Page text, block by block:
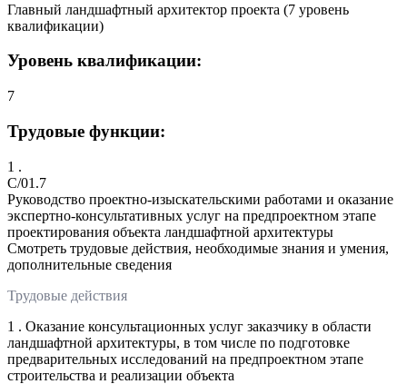
Главный ландшафтный архитектор проекта (7 уровень
квалификации)
Уровень квалификации:
7
Трудовые функции:
1 .
C/01.7
Руководство проектно-изыскательскими работами и оказание
экспертно-консультативных услуг на предпроектном этапе
проектирования объекта ландшафтной архитектуры
Смотреть трудовые действия, необходимые знания и умения,
дополнительные сведения
Трудовые действия
1 . Оказание консультационных услуг заказчику в области
ландшафтной архитектуры, в том числе по подготовке
предварительных исследований на предпроектном этапе
строительства и реализации объекта